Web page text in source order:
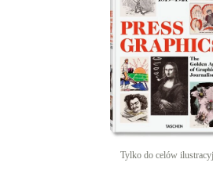
Tylko do celów